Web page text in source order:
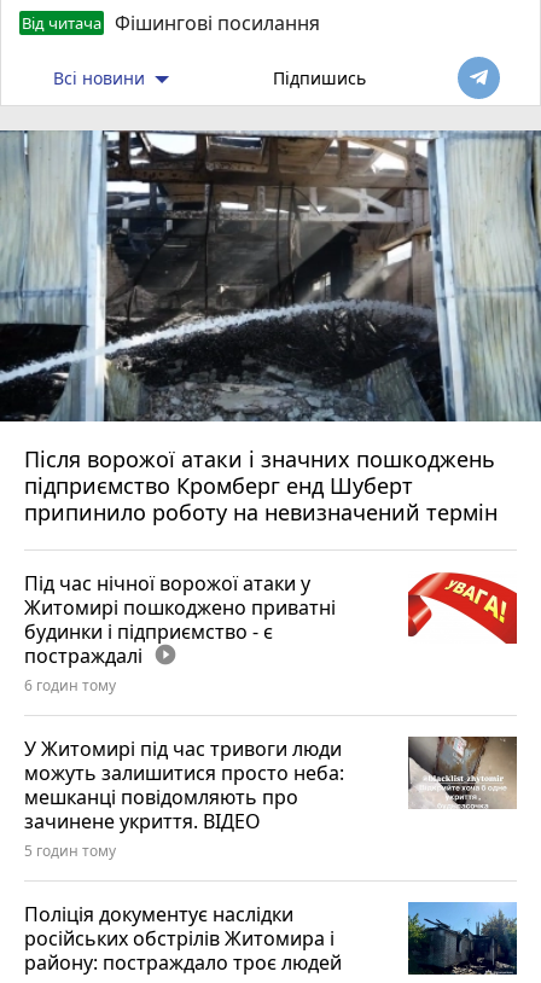
Від читача Фішингові посилання
Всі новини Підпишись
Після ворожої атаки і значних пошкоджень
підприємство Кромберг енд Шуберт
припинило роботу на невизначений термін
Під час нічної ворожої атаки у
Житомирі пошкоджено приватні
будинки і підприємство - є
постраждалі play_circle_filled
6 годин тому
У Житомирі під час тривоги люди
можуть залишитися просто неба:
мешканці повідомляють про
зачинене укриття. ВІДЕО
5 годин тому
Поліція документує наслідки
російських обстрілів Житомира і
району: постраждало троє людей